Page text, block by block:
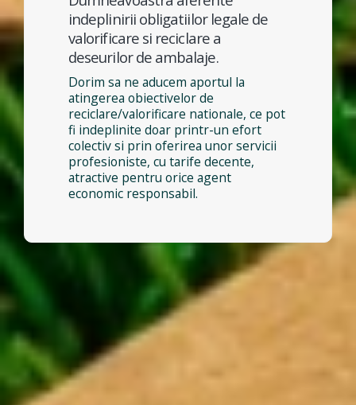
indeplinirii obligatiilor legale de
valorificare si reciclare a
deseurilor de ambalaje.
Dorim sa ne aducem aportul la
atingerea obiectivelor de
reciclare/valorificare nationale, ce pot
fi indeplinite doar printr-un efort
colectiv si prin oferirea unor servicii
profesioniste, cu tarife decente,
atractive pentru orice agent
economic responsabil.